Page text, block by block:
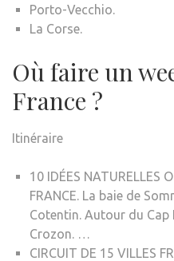
Porto-Vecchio.
La Corse.
Où faire un
France ?
Itinéraire
10 IDÉES NATURELLES
FRANCE. La baie de
Cotentin. Autour du Cap
Crozon. …
CIRCUIT DE 15 VILLES